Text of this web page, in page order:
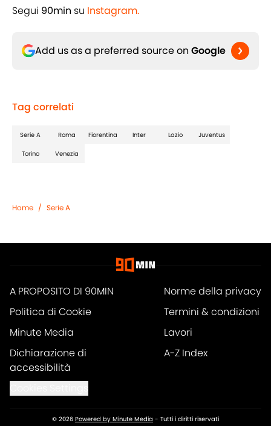
Segui 90min su Instagram.
Add us as a preferred source on Google
Tag correlati
Serie A Roma Fiorentina Inter Lazio Juventus
Torino Venezia
Home / Serie A
A PROPOSITO DI 90MIN
Norme della privacy
Politica di Cookie
Termini & condizioni
Minute Media
Lavori
Dichiarazione di
accessibilità
A-Z Index
© 2026 Powered by Minute Media - Tutti i diritti riservati